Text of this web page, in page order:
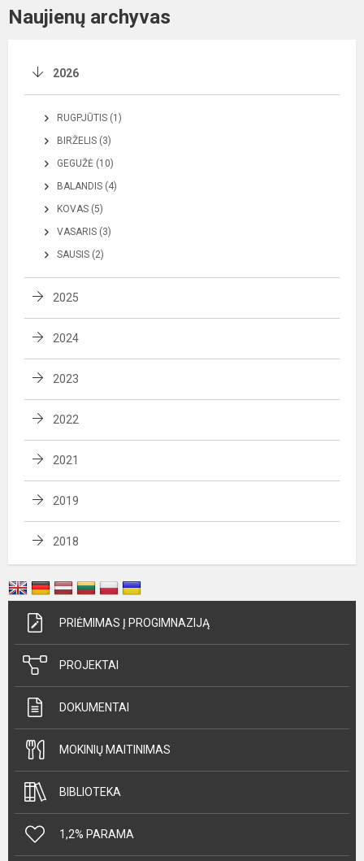
Naujienų archyvas
2026
RUGPJŪTIS (1)
BIRŽELIS (3)
GEGUŽĖ (10)
BALANDIS (4)
KOVAS (5)
VASARIS (3)
SAUSIS (2)
2025
2024
2023
2022
2021
2019
2018
PRIĖMIMAS Į PROGIMNAZIJĄ
PROJEKTAI
DOKUMENTAI
MOKINIŲ MAITINIMAS
BIBLIOTEKA
1,2% PARAMA